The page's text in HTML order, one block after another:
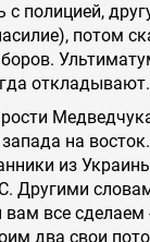
с полицией,
потом
на
из
Другими
все
два свои